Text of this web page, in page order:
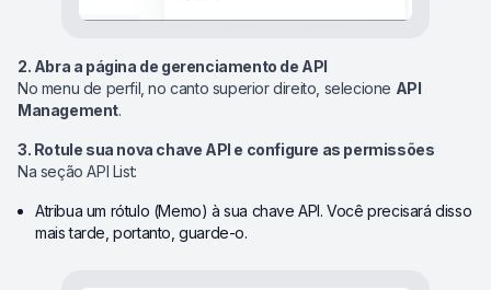
2. Abra a página de gerenciamento de API
No menu de perfil, no canto superior direito, selecione API
Management.
3. Rotule sua nova chave API e configure as permissões
Na seção API List:
Atribua um rótulo (Memo) à sua chave API. Você precisará disso
mais tarde, portanto, guarde-o.